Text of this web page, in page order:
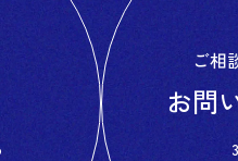
ご相
お問